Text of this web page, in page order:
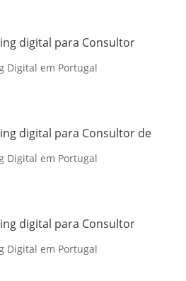
digital para Consultor
Digital em Portugal
digital para Consultor de
Digital em Portugal
digital para Consultor
Digital em Portugal